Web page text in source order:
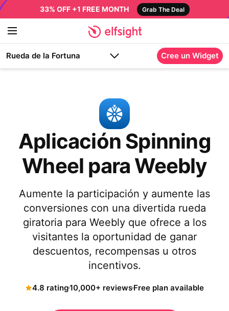
33% OFF +1 FREE MONTH Grab The Deal
Rueda de la Fortuna Cree un Widget
Aplicación Spinning
Wheel para Weebly
Aumente la participación y aumente las
conversiones con una divertida rueda
giratoria para Weebly que ofrece a los
visitantes la oportunidad de ganar
descuentos, recompensas u otros
incentivos.
4.8 rating10,000+ reviewsFree plan available